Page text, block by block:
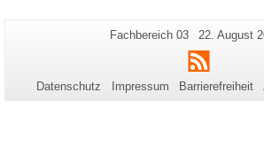
zu
dieser
Seiten-
Fachbereich 03
Letzte
22. August
RSS
Datenschutz Impressum Barrierefreiheit